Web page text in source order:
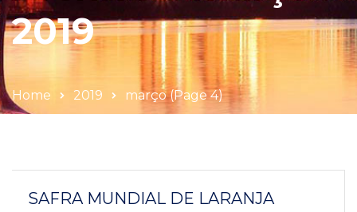
2019
Home 2019 março(Page 4)
SAFRA MUNDIAL DE LARANJA